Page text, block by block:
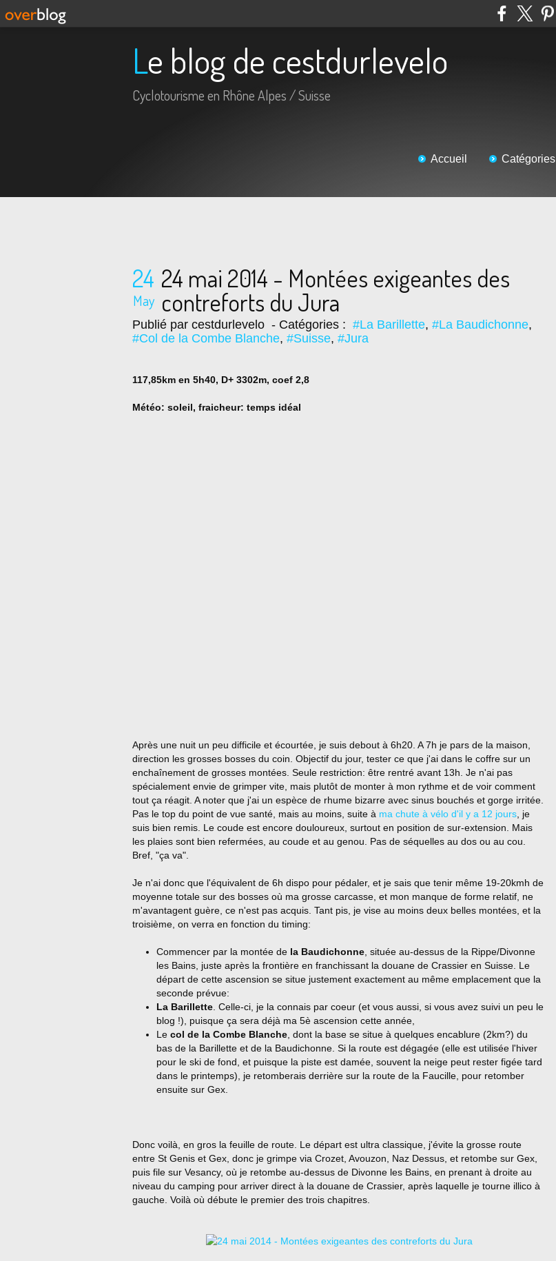
Le blog de cestdurlevelo
Cyclotourisme en Rhône Alpes / Suisse
Accueil Catégories
24
May
24 mai 2014 - Montées exigeantes des
contreforts du Jura
Publié par cestdurlevelo - Catégories : #La Barillette, #La Baudichonne,
#Col de la Combe Blanche, #Suisse, #Jura
117,85km en 5h40, D+ 3302m, coef 2,8
Météo: soleil, fraicheur: temps idéal
Après une nuit un peu difficile et écourtée, je suis debout à 6h20. A 7h je pars de la maison,
direction les grosses bosses du coin. Objectif du jour, tester ce que j'ai dans le coffre sur un
enchaînement de grosses montées. Seule restriction: être rentré avant 13h. Je n'ai pas
spécialement envie de grimper vite, mais plutôt de monter à mon rythme et de voir comment
tout ça réagit. A noter que j'ai un espèce de rhume bizarre avec sinus bouchés et gorge irritée.
Pas le top du point de vue santé, mais au moins, suite à ma chute à vélo d'il y a 12 jours , je
suis bien remis. Le coude est encore douloureux, surtout en position de sur-extension. Mais
les plaies sont bien refermées, au coude et au genou. Pas de séquelles au dos ou au cou.
Bref, "ça va".
Je n'ai donc que l'équivalent de 6h dispo pour pédaler, et je sais que tenir même 19-20kmh de
moyenne totale sur des bosses où ma grosse carcasse, et mon manque de forme relatif, ne
m'avantagent guère, ce n'est pas acquis. Tant pis, je vise au moins deux belles montées, et la
troisième, on verra en fonction du timing:
Commencer par la montée de la Baudichonne , située au-dessus de la Rippe/Divonne
les Bains, juste après la frontière en franchissant la douane de Crassier en Suisse. Le
départ de cette ascension se situe justement exactement au même emplacement que la
seconde prévue:
La Barillette . Celle-ci, je la connais par coeur (et vous aussi, si vous avez suivi un peu le
blog !), puisque ça sera déjà ma 5è ascension cette année,
Le col de la Combe Blanche , dont la base se situe à quelques encablure (2km?) du
bas de la Barillette et de la Baudichonne. Si la route est dégagée (elle est utilisée l'hiver
pour le ski de fond, et puisque la piste est damée, souvent la neige peut rester figée tard
dans le printemps), je retomberais derrière sur la route de la Faucille, pour retomber
ensuite sur Gex.
Donc voilà, en gros la feuille de route. Le départ est ultra classique, j'évite la grosse route
entre St Genis et Gex, donc je grimpe via Crozet, Avouzon, Naz Dessus, et retombe sur Gex,
puis file sur Vesancy, où je retombe au-dessus de Divonne les Bains, en prenant à droite au
niveau du camping pour arriver direct à la douane de Crassier, après laquelle je tourne illico à
gauche. Voilà où débute le premier des trois chapitres.